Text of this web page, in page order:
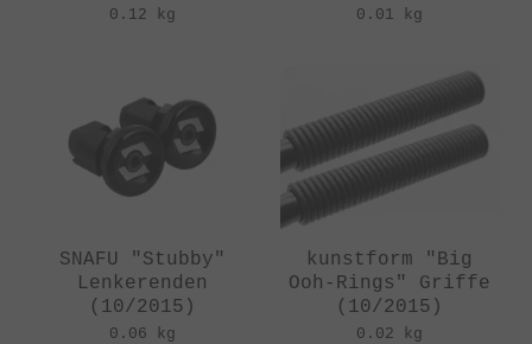
0.12 kg 0.01 kg
SNAFU "Stubby"
Lenkerenden
(10/2015)
0.06 kg
kunstform "Big
Ooh-Rings" Griffe
(10/2015)
0.02 kg